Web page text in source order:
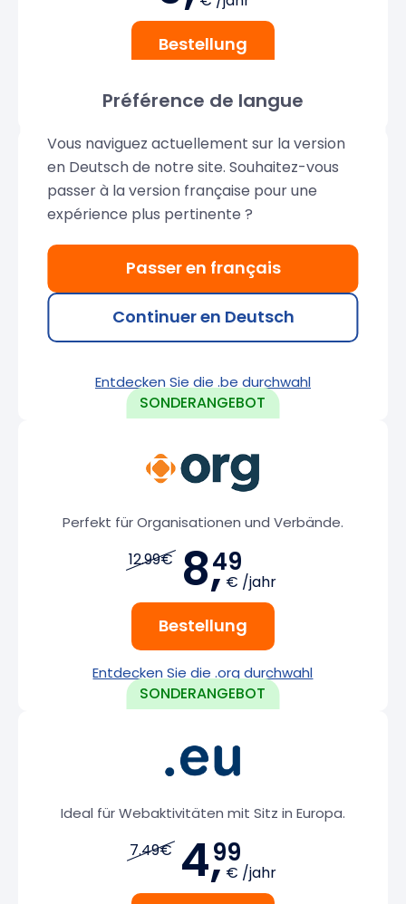
Bestellung
Entdecken Sie die .net durchwahl
6.99€ 4,99
€ /jahr
Bestellung
Entdecken Sie die .be durchwahl
Perfekt für Organisationen und Verbände.
12.99€ 8,49
€ /jahr
Bestellung
Entdecken Sie die .org durchwahl
Ideal für Webaktivitäten mit Sitz in Europa.
7.49€ 4,99
€ /jahr
Préférence de langue
Vous naviguez actuellement sur la version
en Deutsch de notre site. Souhaitez-vous
passer à la version française pour une
expérience plus pertinente ?
Passer en français
Continuer en Deutsch